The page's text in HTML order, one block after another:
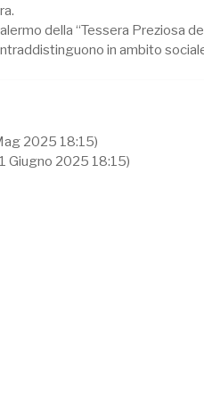
della “Tessera Preziosa
in ambito
2025 18:15)
Giugno 2025 18:15)